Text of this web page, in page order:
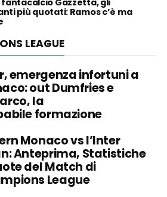
fantacalcio Gazzetta, gli
più quotati: Ramos c’è ma
LEAGUE
emergenza infortuni a
out Dumfries e
la
formazione
Monaco vs l’Inter
Anteprima, Statistiche
del Match di
League